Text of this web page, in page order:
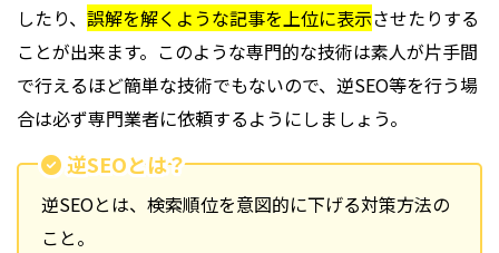
したり、 誤解を解くような記事を上位に表示させたりする
ことが出来ます。このような専門的な技術は素人が片手間
で行えるほど簡単な技術でもないので、逆SEO等を行う場
合は必ず専門業者に依頼するようにしましょう。
逆SEOとは？
逆SEOとは、検索順位を意図的に下げる対策方法の
こと。